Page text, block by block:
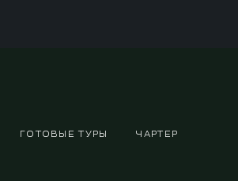
ГОТОВЫЕ ТУРЫ ЧАРТЕР